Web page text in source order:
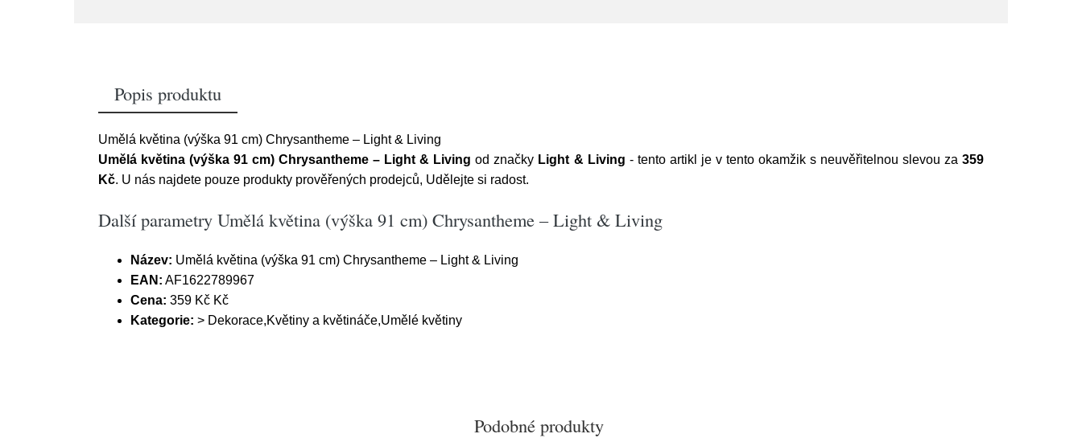
Popis produktu
Umělá květina (výška 91 cm) Chrysantheme – Light & Living
Umělá květina (výška 91 cm) Chrysantheme – Light & Living od značky Light & Living - tento artikl je v tento okamžik s neuvěřitelnou slevou za359
Kč. U nás najdete pouze produkty prověřených prodejců, Udělejte si radost.
Další parametry Umělá květina (výška 91 cm) Chrysantheme – Light & Living
Název: Umělá květina (výška 91 cm) Chrysantheme – Light & Living
EAN: AF1622789967
Cena: 359 Kč Kč
Kategorie: > Dekorace,Květiny a květináče,Umělé květiny
Podobné produkty